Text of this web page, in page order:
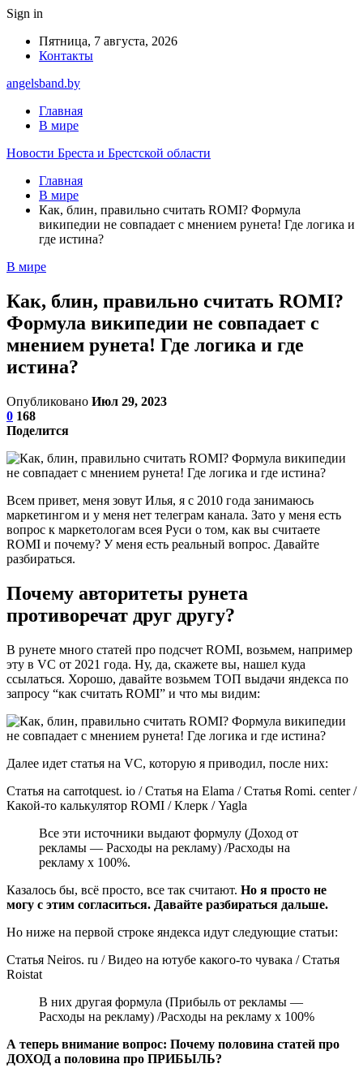
Sign in
Пятница, 7 августа, 2026
Контакты
angelsband.by
Главная
В мире
Новости Бреста и Брестской области
Главная
В мире
Как, блин, правильно считать ROMI? Формула
википедии не совпадает с мнением рунета! Где логика и
где истина?
В мире
Как, блин, правильно считать ROMI?
Формула википедии не совпадает с
мнением рунета! Где логика и где
истина?
Опубликовано Июл 29, 2023
0 168
Поделится
Всем привет, меня зовут Илья, я с 2010 года занимаюсь
маркетингом и у меня нет телеграм канала. Зато у меня есть
вопрос к маркетологам всея Руси о том, как вы считаете
ROMI и почему? У меня есть реальный вопрос. Давайте
разбираться.
Почему авторитеты рунета
противоречат друг другу?
В рунете много статей про подсчет ROMI, возьмем, например
эту в VC от 2021 года. Ну, да, скажете вы, нашел куда
ссылаться. Хорошо, давайте возьмем ТОП выдачи яндекса по
запросу “как считать ROMI” и что мы видим:
Далее идет статья на VC, которую я приводил, после них:
Статья на carrotquest. io / Статья на Elama / Статья Romi. center /
Какой-то калькулятор ROMI / Клерк / Yagla
Все эти источники выдают формулу (Доход от
рекламы — Расходы на рекламу) /Расходы на
рекламу х 100%.
Казалось бы, всё просто, все так считают. Но я просто не
могу с этим согласиться. Давайте разбираться дальше.
Но ниже на первой строке яндекса идут следующие статьи:
Статья Neiros. ru / Видео на ютубе какого-то чувака / Статья
Roistat
В них другая формула (Прибыль от рекламы —
Расходы на рекламу) /Расходы на рекламу х 100%
А теперь внимание вопрос: Почему половина статей про
ДОХОД а половина про ПРИБЫЛЬ?